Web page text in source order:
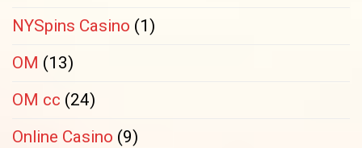
NYSpins Casino (1)
OM (13)
OM cc (24)
Online Casino (9)